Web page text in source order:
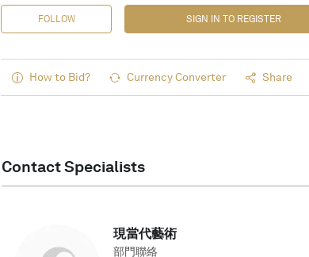
FOLLOW SIGN IN TO REGISTER
How to Bid? Currency Converter Share
Contact Specialists
現當代藝術
部門聯絡